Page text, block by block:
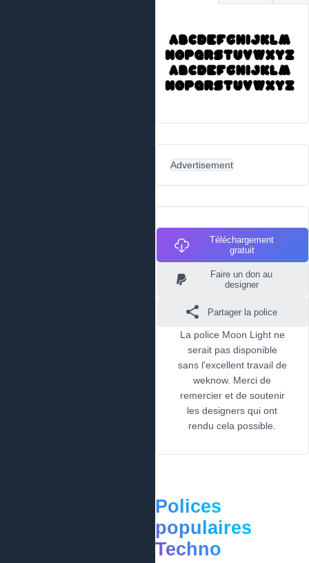
Advertisement
Téléchargement
gratuit
Faire un don au
designer
Partager la police
La police Moon Light ne
serait pas disponible
sans l'excellent travail de
weknow. Merci de
remercier et de soutenir
les designers qui ont
rendu cela possible.
Polices
populaires
Techno